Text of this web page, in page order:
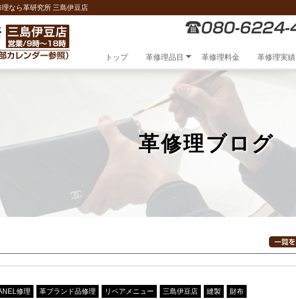
なら革研究所 三島伊豆店
トップ 革修理品目 革修理料金 革修理実績
革修理ブログ
修理 革ブランド品修理 リペアメニュー 三島伊豆店 縫製 財布